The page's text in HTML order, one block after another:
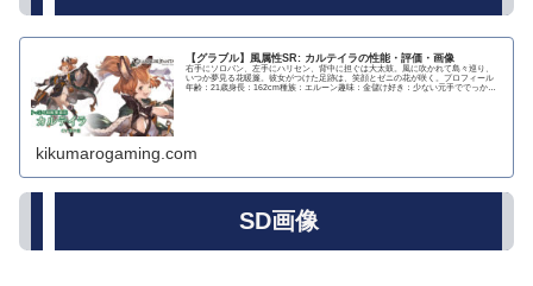
【グラブル】風属性SR: カルテイラの性能・評価・画像
右手にソロバン、左手にハリセン、背中に担ぐは大太鼓。風に吹かれて島々巡り、
いつか夢見る花暖簾。彼女がつけた足跡は、笑顔とゼニの花が咲く。プロフィール
年齢：21歳身長：162cm種族：エルーン趣味：金儲け好き：少ない元手ででっかく
kikumarogaming.com
SD画像